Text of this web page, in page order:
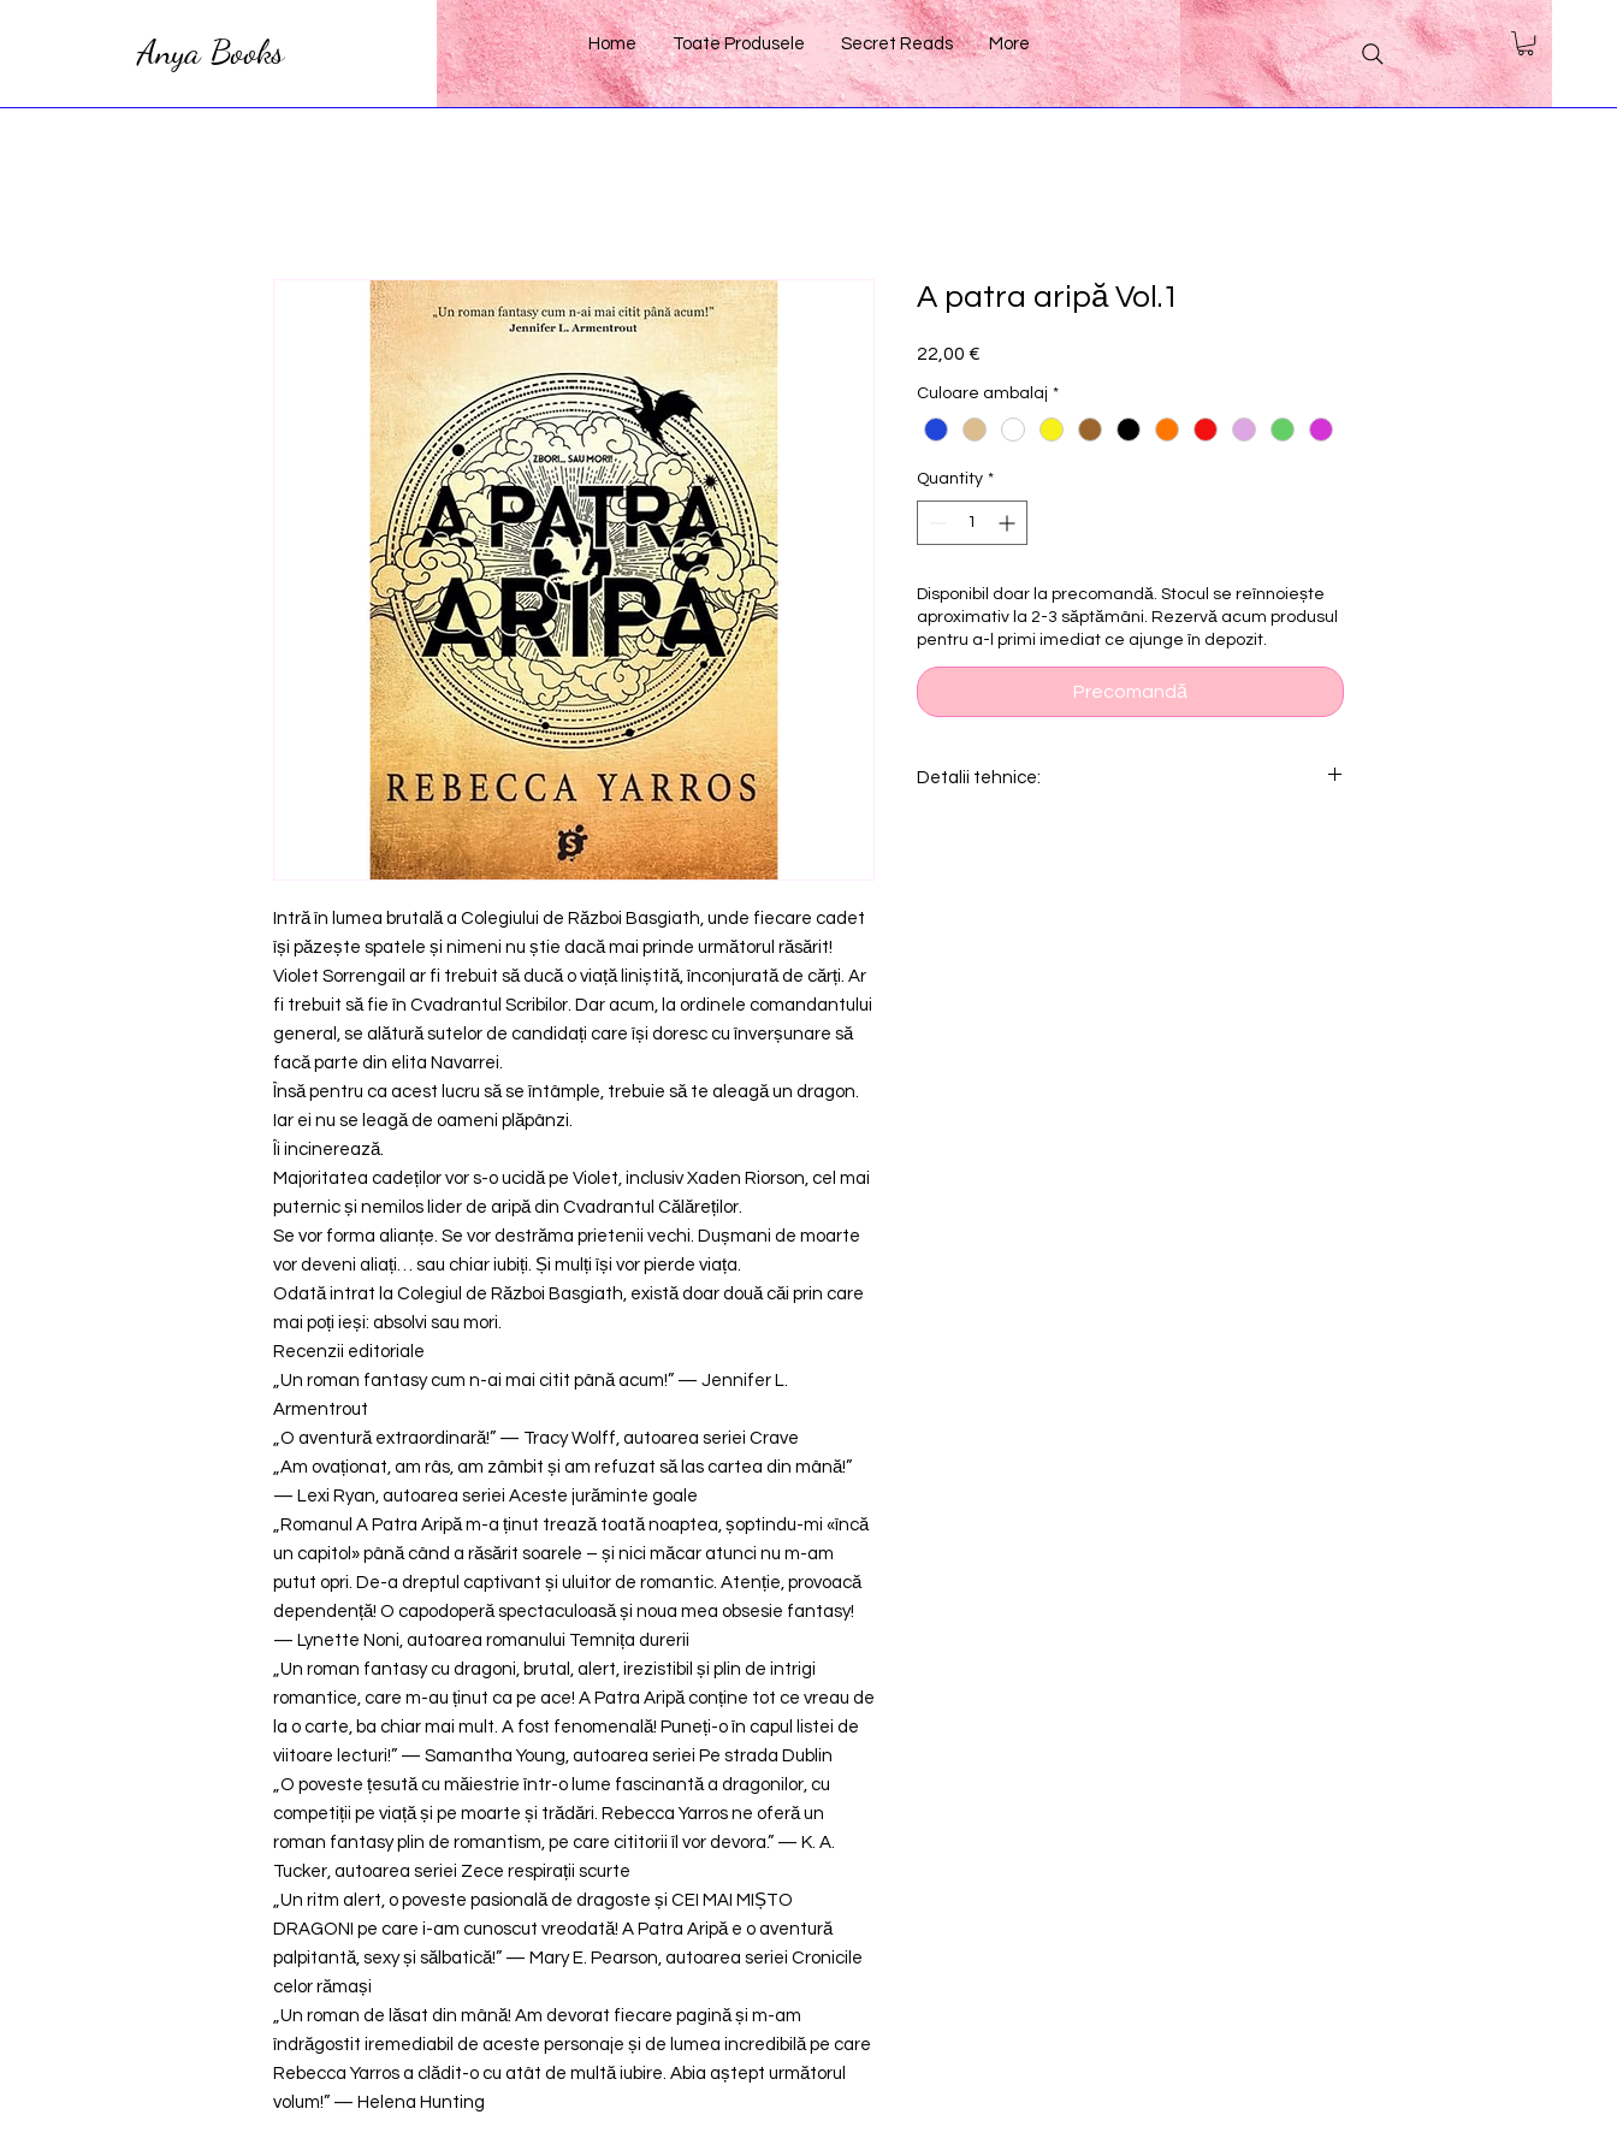
Anya Books Home Toate Produsele Secret Reads More
Intră în lumea brutală a Colegiului de Război Basgiath, unde fiecare cadet
își păzește spatele și nimeni nu știe dacă mai prinde următorul răsărit!
Violet Sorrengail ar fi trebuit să ducă o viață liniștită, înconjurată de cărți. Ar
fi trebuit să fie în Cvadrantul Scribilor. Dar acum, la ordinele comandantului
general, se alătură sutelor de candidați care își doresc cu înverșunare să
facă parte din elita Navarrei.
Însă pentru ca acest lucru să se întâmple, trebuie să te aleagă un dragon.
Iar ei nu se leagă de oameni plăpânzi.
Îi incinerează.
Majoritatea cadeților vor s-o ucidă pe Violet, inclusiv Xaden Riorson, cel mai
puternic și nemilos lider de aripă din Cvadrantul Călăreților.
Se vor forma alianțe. Se vor destrăma prietenii vechi. Dușmani de moarte
vor deveni aliați… sau chiar iubiți. Și mulți își vor pierde viața.
Odată intrat la Colegiul de Război Basgiath, există doar două căi prin care
mai poți ieși: absolvi sau mori.
Recenzii editoriale
„Un roman fantasy cum n-ai mai citit până acum!” — Jennifer L.
Armentrout
„O aventură extraordinară!” — Tracy Wolff, autoarea seriei Crave
„Am ovaționat, am râs, am zâmbit și am refuzat să las cartea din mână!”
— Lexi Ryan, autoarea seriei Aceste jurăminte goale
„Romanul A Patra Aripă m-a ținut trează toată noaptea, șoptindu-mi «încă
un capitol» până când a răsărit soarele – și nici măcar atunci nu m-am
putut opri. De-a dreptul captivant și uluitor de romantic. Atenție, provoacă
dependență! O capodoperă spectaculoasă și noua mea obsesie fantasy!
— Lynette Noni, autoarea romanului Temnița durerii
„Un roman fantasy cu dragoni, brutal, alert, irezistibil și plin de intrigi
romantice, care m-au ținut ca pe ace! A Patra Aripă conține tot ce vreau de
la o carte, ba chiar mai mult. A fost fenomenală! Puneți-o în capul listei de
viitoare lecturi!” — Samantha Young, autoarea seriei Pe strada Dublin
„O poveste țesută cu măiestrie într-o lume fascinantă a dragonilor, cu
competiții pe viață și pe moarte și trădări. Rebecca Yarros ne oferă un
roman fantasy plin de romantism, pe care cititorii îl vor devora.” — K. A.
Tucker, autoarea seriei Zece respirații scurte
„Un ritm alert, o poveste pasională de dragoste și CEI MAI MIȘTO
DRAGONI pe care i-am cunoscut vreodată! A Patra Aripă e o aventură
palpitantă, sexy și sălbatică!” — Mary E. Pearson, autoarea seriei Cronicile
celor rămași
„Un roman de lăsat din mână! Am devorat fiecare pagină și m-am
îndrăgostit iremediabil de aceste personaje și de lumea incredibilă pe care
Rebecca Yarros a clădit-o cu atât de multă iubire. Abia aștept următorul
volum!” — Helena Hunting
A patra aripă Vol.1
22,00 €
Culoare ambalaj *
Quantity *
Disponibil doar la precomandă. Stocul se reînnoiește
aproximativ la 2-3 săptămâni. Rezervă acum produsul
pentru a-l primi imediat ce ajunge în depozit.
Precomandă
Detalii tehnice: